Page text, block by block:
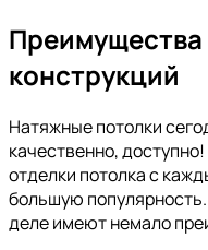
конструкций
Натяжные потолки
качественно,
отделки потолка с
большую
деле имеют немало